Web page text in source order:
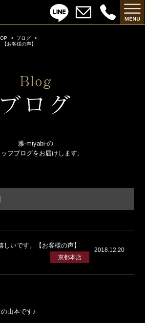
ブログ
お客様の声】
雅-miyabi-の
フブログをお届けします。
しいです。【お客様の声】
2018.12.20
京都本店
山本です♪